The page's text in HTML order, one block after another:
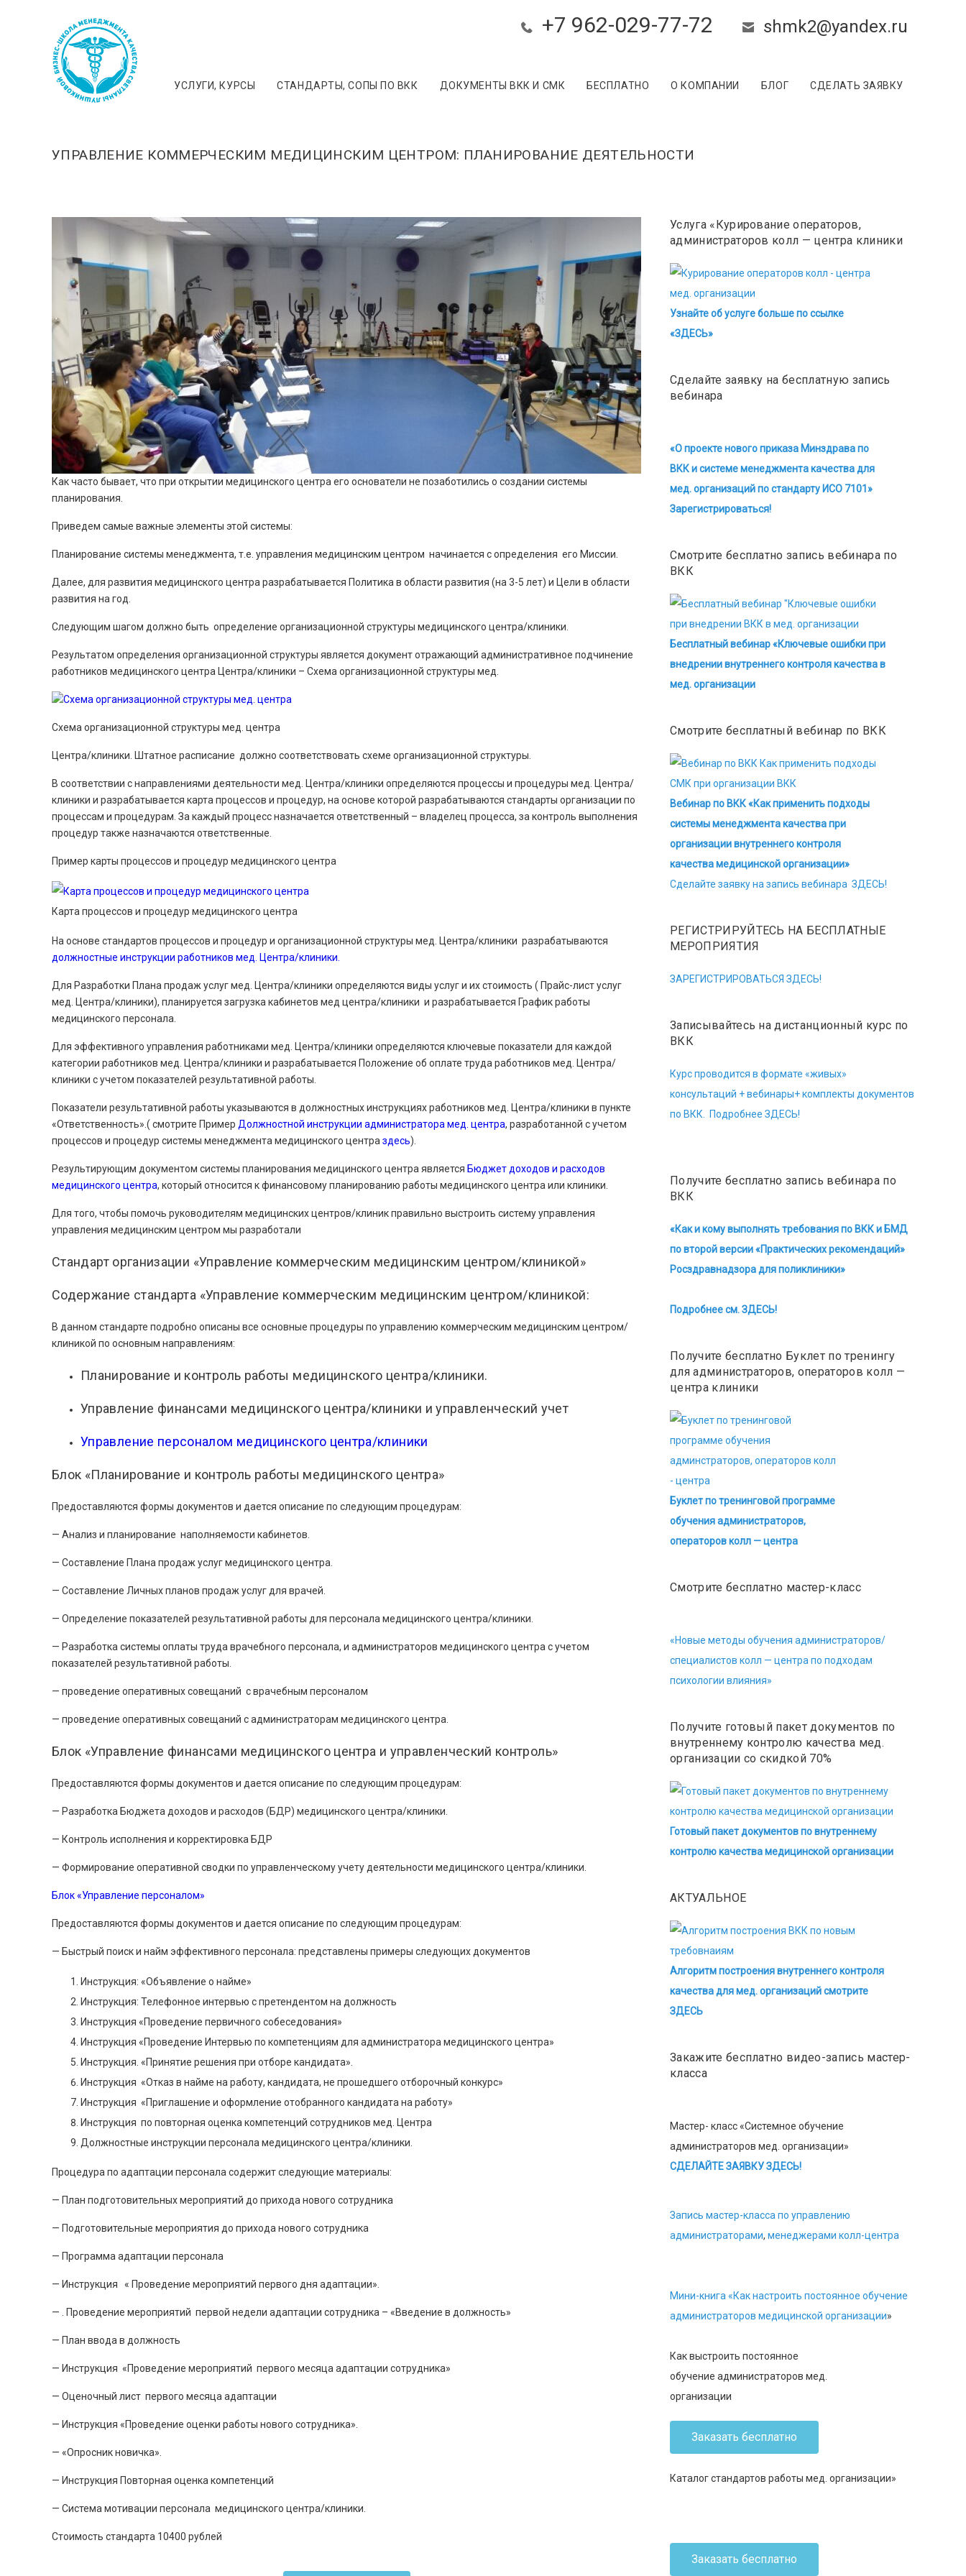
+7 962-029-77-72 shmk2@yandex.ru
УСЛУГИ, КУРСЫ СТАНДАРТЫ, СОПЫ ПО ВКК ДОКУМЕНТЫ ВКК И СМК БЕСПЛАТНО О КОМПАНИИ БЛОГ СДЕЛАТЬ ЗАЯВКУ
УПРАВЛЕНИЕ КОММЕРЧЕСКИМ МЕДИЦИНСКИМ ЦЕНТРОМ: ПЛАНИРОВАНИЕ ДЕЯТЕЛЬНОСТИ
Как часто бывает, что при открытии медицинского центра его основатели не позаботились о создании системы
планирования.
Приведем самые важные элементы этой системы:
Планирование системы менеджмента, т.е. управления медицинским центром начинается с определения его Миссии.
Далее, для развития медицинского центра разрабатывается Политика в области развития (на 3-5 лет) и Цели в области
развития на год.
Следующим шагом должно быть определение организационной структуры медицинского центра/клиники.
Результатом определения организационной структуры является документ отражающий административное подчинение
работников медицинского центра Центра/клиники – Схема организационной структуры мед.
Схема организационной структуры мед. центра
Центра/клиники. Штатное расписание должно соответствовать схеме организационной структуры.
В соответствии с направлениями деятельности мед. Центра/клиники определяются процессы и процедуры мед. Центра/
клиники и разрабатывается карта процессов и процедур, на основе которой разрабатываются стандарты организации по
процессам и процедурам. За каждый процесс назначается ответственный – владелец процесса, за контроль выполнения
процедур также назначаются ответственные.
Пример карты процессов и процедур медицинского центра
Карта процессов и процедур медицинского центра
На основе стандартов процессов и процедур и организационной структуры мед. Центра/клиники разрабатываются
должностные инструкции работников мед. Центра/клиники.
Для Разработки Плана продаж услуг мед. Центра/клиники определяются виды услуг и их стоимость ( Прайс-лист услуг
мед. Центра/клиники), планируется загрузка кабинетов мед центра/клиники и разрабатывается График работы
медицинского персонала.
Для эффективного управления работниками мед. Центра/клиники определяются ключевые показатели для каждой
категории работников мед. Центра/клиники и разрабатывается Положение об оплате труда работников мед. Центра/
клиники с учетом показателей результативной работы.
Показатели результативной работы указываются в должностных инструкциях работников мед. Центра/клиники в пункте
«Ответственность».( смотрите Пример Должностной инструкции администратора мед. центра, разработанной с учетом
процессов и процедур системы менеджмента медицинского центра здесь).
Результирующим документом системы планирования медицинского центра является Бюджет доходов и расходов
медицинского центра, который относится к финансовому планированию работы медицинского центра или клиники.
Для того, чтобы помочь руководителям медицинских центров/клиник правильно выстроить систему управления
управления медицинским центром мы разработали
Стандарт организации «Управление коммерческим медицинским центром/клиникой»
Содержание стандарта «Управление коммерческим медицинским центром/клиникой:
В данном стандарте подробно описаны все основные процедуры по управлению коммерческим медицинским центром/
клиникой по основным направлениям:
Планирование и контроль работы медицинского центра/клиники.
Управление финансами медицинского центра/клиники и управленческий учет
Управление персоналом медицинского центра/клиники
Блок «Планирование и контроль работы медицинского центра»
Предоставляются формы документов и дается описание по следующим процедурам:
— Анализ и планирование наполняемости кабинетов.
— Составление Плана продаж услуг медицинского центра.
— Составление Личных планов продаж услуг для врачей.
— Определение показателей результативной работы для персонала медицинского центра/клиники.
— Разработка системы оплаты труда врачебного персонала, и администраторов медицинского центра с учетом
показателей результативной работы.
— проведение оперативных совещаний с врачебным персоналом
— проведение оперативных совещаний с администраторам медицинского центра.
Блок «Управление финансами медицинского центра и управленческий контроль»
Предоставляются формы документов и дается описание по следующим процедурам:
— Разработка Бюджета доходов и расходов (БДР) медицинского центра/клиники.
— Контроль исполнения и корректировка БДР
— Формирование оперативной сводки по управленческому учету деятельности медицинского центра/клиники.
Блок «Управление персоналом»
Предоставляются формы документов и дается описание по следующим процедурам:
— Быстрый поиск и найм эффективного персонала: представлены примеры следующих документов
Инструкция: «Объявление о найме»
Инструкция: Телефонное интервью с претендентом на должность
Инструкция «Проведение первичного собеседования»
Инструкция «Проведение Интервью по компетенциям для администратора медицинского центра»
Инструкция. «Принятие решения при отборе кандидата».
Инструкция «Отказ в найме на работу, кандидата, не прошедшего отборочный конкурс»
Инструкция «Приглашение и оформление отобранного кандидата на работу»
Инструкция по повторная оценка компетенций сотрудников мед. Центра
Должностные инструкции персонала медицинского центра/клиники.
Процедура по адаптации персонала содержит следующие материалы:
— План подготовительных мероприятий до прихода нового сотрудника
— Подготовительные мероприятия до прихода нового сотрудника
— Программа адаптации персонала
— Инструкция « Проведение мероприятий первого дня адаптации».
— . Проведение мероприятий первой недели адаптации сотрудника – «Введение в должность»
— План ввода в должность
— Инструкция «Проведение мероприятий первого месяца адаптации сотрудника»
— Оценочный лист первого месяца адаптации
— Инструкция «Проведение оценки работы нового сотрудника».
— «Опросник новичка».
— Инструкция Повторная оценка компетенций
— Система мотивации персонала медицинского центра/клиники.
Стоимость стандарта 10400 рублей
Услуга «Курирование операторов,
администраторов колл — центра клиники
Узнайте об услуге больше по ссылке
«ЗДЕСЬ»
Сделайте заявку на бесплатную запись
вебинара
«О проекте нового приказа Минздрава по
ВКК и системе менеджмента качества для
мед. организаций по стандарту ИСО 7101»
Зарегистрироваться!
Смотрите бесплатно запись вебинара по
ВКК
Бесплатный вебинар «Ключевые ошибки при
внедрении внутреннего контроля качества в
мед. организации
Смотрите бесплатный вебинар по ВКК
Вебинар по ВКК «Как применить подходы
системы менеджмента качества при
организации внутреннего контроля
качества медицинской организации»
Сделайте заявку на запись вебинара ЗДЕСЬ!
РЕГИСТРИРУЙТЕСЬ НА БЕСПЛАТНЫЕ
МЕРОПРИЯТИЯ
ЗАРЕГИСТРИРОВАТЬСЯ ЗДЕСЬ!
Записывайтесь на дистанционный курс по
ВКК
Курс проводится в формате «живых»
консультаций + вебинары+ комплекты документов
по ВКК. Подробнее ЗДЕСЬ!
Получите бесплатно запись вебинара по
ВКК
«Как и кому выполнять требования по ВКК и БМД
по второй версии «Практических рекомендаций»
Росздравнадзора для поликлиники»
Подробнее см. ЗДЕСЬ!
Получите бесплатно Буклет по тренингу
для администраторов, операторов колл —
центра клиники
Буклет по тренинговой программе
обучения администраторов,
операторов колл — центра
Смотрите бесплатно мастер-класс
«Новые методы обучения администраторов/
специалистов колл — центра по подходам
психологии влияния»
Получите готовый пакет документов по
внутреннему контролю качества мед.
организации со скидкой 70%
Готовый пакет документов по внутреннему
контролю качества медицинской организации
АКТУАЛЬНОЕ
Алгоритм построения внутреннего контроля
качества для мед. организаций смотрите
ЗДЕСЬ
Закажите бесплатно видео-запись мастер-
класса
Мастер- класс «Системное обучение
администраторов мед. организации»
СДЕЛАЙТЕ ЗАЯВКУ ЗДЕСЬ!
Запись мастер-класса по управлению
администраторами, менеджерами колл-центра
Мини-книга «Как настроить постоянное обучение
администраторов медицинской организации»
Как выстроить постоянное
обучение администраторов мед.
организации
Заказать бесплатно
Каталог стандартов работы мед. организации»
Заказать бесплатно